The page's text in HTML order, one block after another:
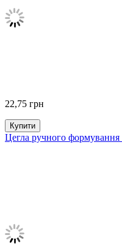
22,75 грн
Купити
Цегла ручного